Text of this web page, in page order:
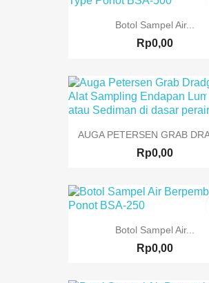
Botol Sampel Air...
Rp0,00
AUGA PETERSEN GRAB
Rp0,00
Botol Sampel Air...
Rp0,00